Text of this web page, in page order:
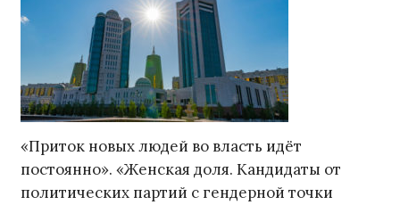
«Приток новых людей во власть идёт
постоянно». «Женская доля. Кандидаты от
политических партий с гендерной точки